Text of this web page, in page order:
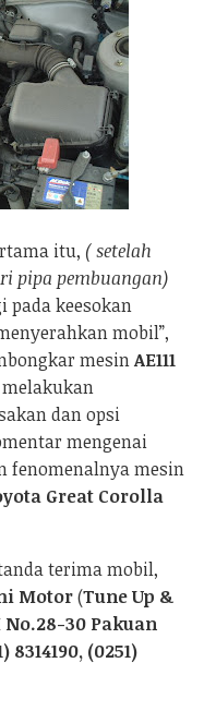
itu, ( setelah
pipa pembuangan)
keesokan
mobil”,
mesinAE111
dan opsi
mengenai
fenomenalnya mesin
Great Corolla
terima mobil,
Motor(Tune Up &
30 Pakuan
(0251)